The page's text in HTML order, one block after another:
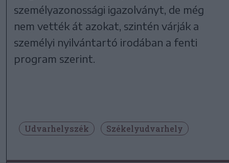
személyazonossági igazolványt, de még
nem vették át azokat, szintén várják a
személyi nyilvántartó irodában a fenti
program szerint.
Udvarhelyszék Székelyudvarhely